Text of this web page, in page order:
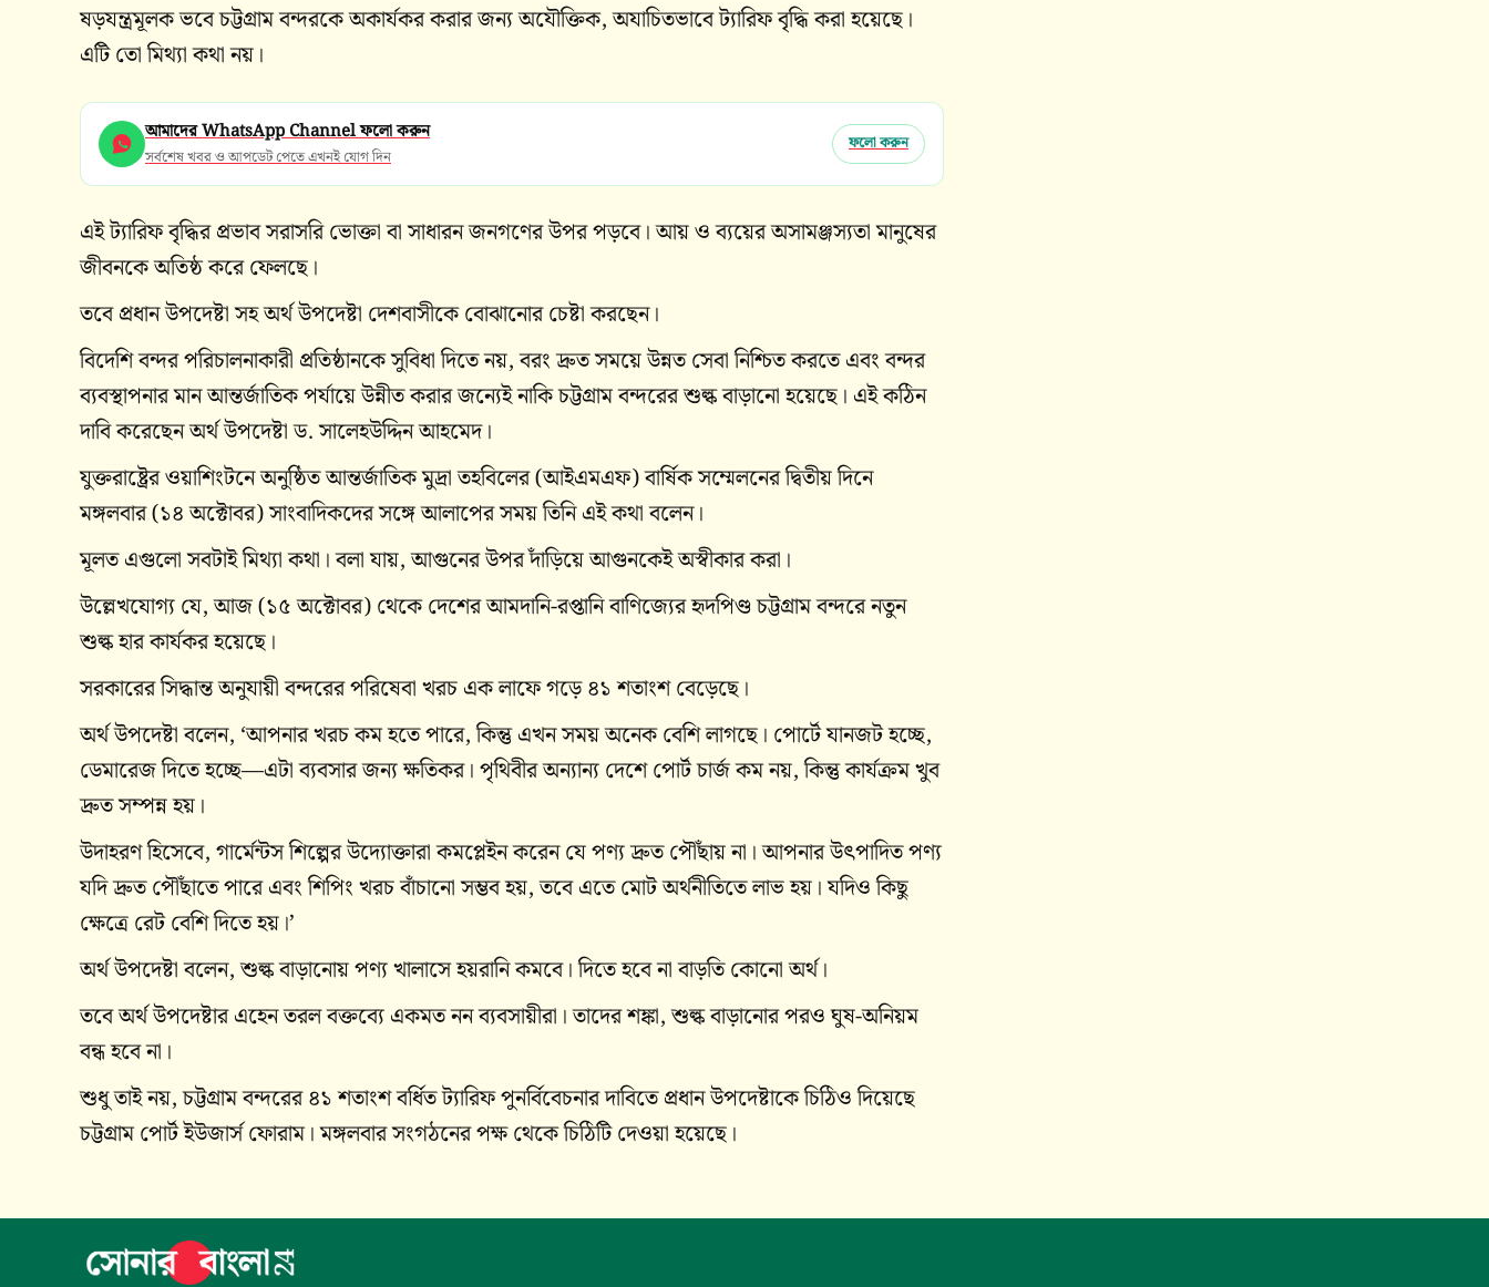
ষড়যন্ত্রমূলক ভবে চট্টগ্রাম বন্দরকে অকার্যকর করার জন্য অযৌক্তিক, অযাচিতভাবে ট্যারিফ বৃদ্ধি করা হয়েছে।
এটি তো মিথ্যা কথা নয়।
আমাদের WhatsApp Channel ফলো করুন
সর্বশেষ খবর ও আপডেট পেতে এখনই যোগ দিন
ফলো করুন
এই ট্যারিফ বৃদ্ধির প্রভাব সরাসরি ভোক্তা বা সাধারন জনগণের উপর পড়বে। আয় ও ব্যয়ের অসামঞ্জস্যতা মানুষের
জীবনকে অতিষ্ঠ করে ফেলছে।
তবে প্রধান উপদেষ্টা সহ অর্থ উপদেষ্টা দেশবাসীকে বোঝানোর চেষ্টা করছেন।
বিদেশি বন্দর পরিচালনাকারী প্রতিষ্ঠানকে সুবিধা দিতে নয়, বরং দ্রুত সময়ে উন্নত সেবা নিশ্চিত করতে এবং বন্দর
ব্যবস্থাপনার মান আন্তর্জাতিক পর্যায়ে উন্নীত করার জন্যেই নাকি চট্টগ্রাম বন্দরের শুল্ক বাড়ানো হয়েছে। এই কঠিন
দাবি করেছেন অর্থ উপদেষ্টা ড. সালেহউদ্দিন আহমেদ।
যুক্তরাষ্ট্রের ওয়াশিংটনে অনুষ্ঠিত আন্তর্জাতিক মুদ্রা তহবিলের (আইএমএফ) বার্ষিক সম্মেলনের দ্বিতীয় দিনে
মঙ্গলবার (১৪ অক্টোবর) সাংবাদিকদের সঙ্গে আলাপের সময় তিনি এই কথা বলেন।
মূলত এগুলো সবটাই মিথ্যা কথা। বলা যায়, আগুনের উপর দাঁড়িয়ে আগুনকেই অস্বীকার করা।
উল্লেখযোগ্য যে, আজ (১৫ অক্টোবর) থেকে দেশের আমদানি-রপ্তানি বাণিজ্যের হৃদপিণ্ড চট্টগ্রাম বন্দরে নতুন
শুল্ক হার কার্যকর হয়েছে।
সরকারের সিদ্ধান্ত অনুযায়ী বন্দরের পরিষেবা খরচ এক লাফে গড়ে ৪১ শতাংশ বেড়েছে।
অর্থ উপদেষ্টা বলেন, ‘আপনার খরচ কম হতে পারে, কিন্তু এখন সময় অনেক বেশি লাগছে। পোর্টে যানজট হচ্ছে,
ডেমারেজ দিতে হচ্ছে—এটা ব্যবসার জন্য ক্ষতিকর। পৃথিবীর অন্যান্য দেশে পোর্ট চার্জ কম নয়, কিন্তু কার্যক্রম খুব
দ্রুত সম্পন্ন হয়।
উদাহরণ হিসেবে, গার্মেন্টস শিল্পের উদ্যোক্তারা কমপ্লেইন করেন যে পণ্য দ্রুত পৌঁছায় না। আপনার উৎপাদিত পণ্য
যদি দ্রুত পৌঁছাতে পারে এবং শিপিং খরচ বাঁচানো সম্ভব হয়, তবে এতে মোট অর্থনীতিতে লাভ হয়। যদিও কিছু
ক্ষেত্রে রেট বেশি দিতে হয়।’
অর্থ উপদেষ্টা বলেন, শুল্ক বাড়ানোয় পণ্য খালাসে হয়রানি কমবে। দিতে হবে না বাড়তি কোনো অর্থ।
তবে অর্থ উপদেষ্টার এহেন তরল বক্তব্যে একমত নন ব্যবসায়ীরা। তাদের শঙ্কা, শুল্ক বাড়ানোর পরও ঘুষ-অনিয়ম
বন্ধ হবে না।
শুধু তাই নয়, চট্টগ্রাম বন্দরের ৪১ শতাংশ বর্ধিত ট্যারিফ পুনর্বিবেচনার দাবিতে প্রধান উপদেষ্টাকে চিঠিও দিয়েছে
চট্টগ্রাম পোর্ট ইউজার্স ফোরাম। মঙ্গলবার সংগঠনের পক্ষ থেকে চিঠিটি দেওয়া হয়েছে।